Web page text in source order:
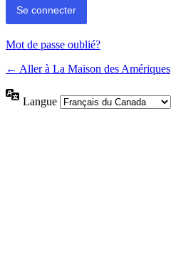
Mot de passe oublié?
← Aller à La Maison des Amériques
Langue